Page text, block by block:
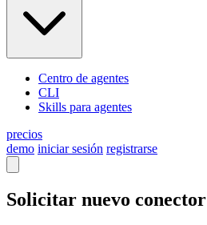
Centro de agentes
CLI
Skills para agentes
precios
demo iniciar sesión registrarse
Solicitar nuevo conector